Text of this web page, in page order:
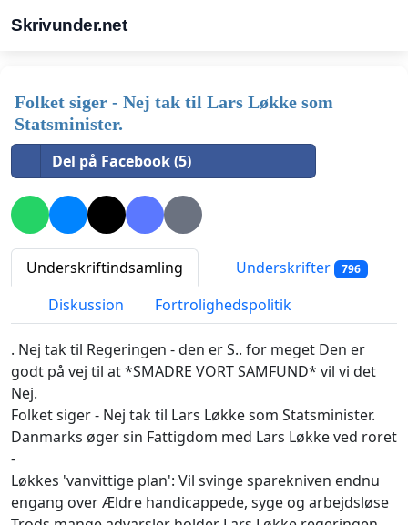
Skrivunder.net
Folket siger - Nej tak til Lars Løkke som
Statsminister.
Del på Facebook (5)
Underskriftindsamling Underskrifter 796
Diskussion Fortrolighedspolitik
. Nej tak til Regeringen - den er S.. for meget Den er
godt på vej til at *SMADRE VORT SAMFUND* vil vi det
Nej.
Folket siger - Nej tak til Lars Løkke som Statsminister.
Danmarks øger sin Fattigdom med Lars Løkke ved roret
-
Løkkes 'vanvittige plan': Vil svinge sparekniven endnu
engang over Ældre handicappede, syge og arbejdsløse